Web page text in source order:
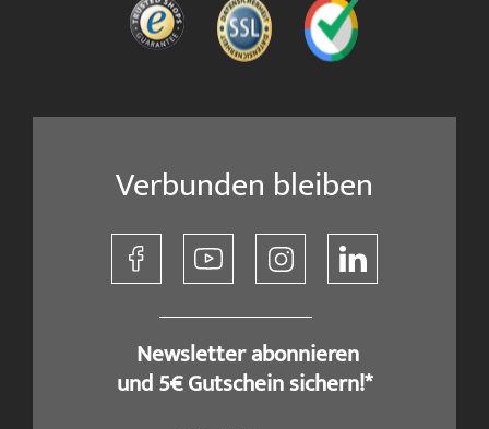
Verbunden bleiben
​ Newsletter abonnieren
und 5€ Gutschein sichern!*